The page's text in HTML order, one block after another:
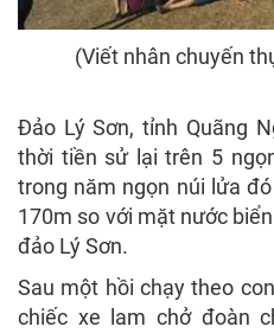
(Viết nhân chuyến
Đảo Lý Sơn, tỉnh Quãng
thời tiền sử lại trên 5
trong năm ngọn núi lửa
170m so với mặt nước
đảo Lý Sơn.
Sau một hồi chạy theo
chiếc xe lam chở đoàn